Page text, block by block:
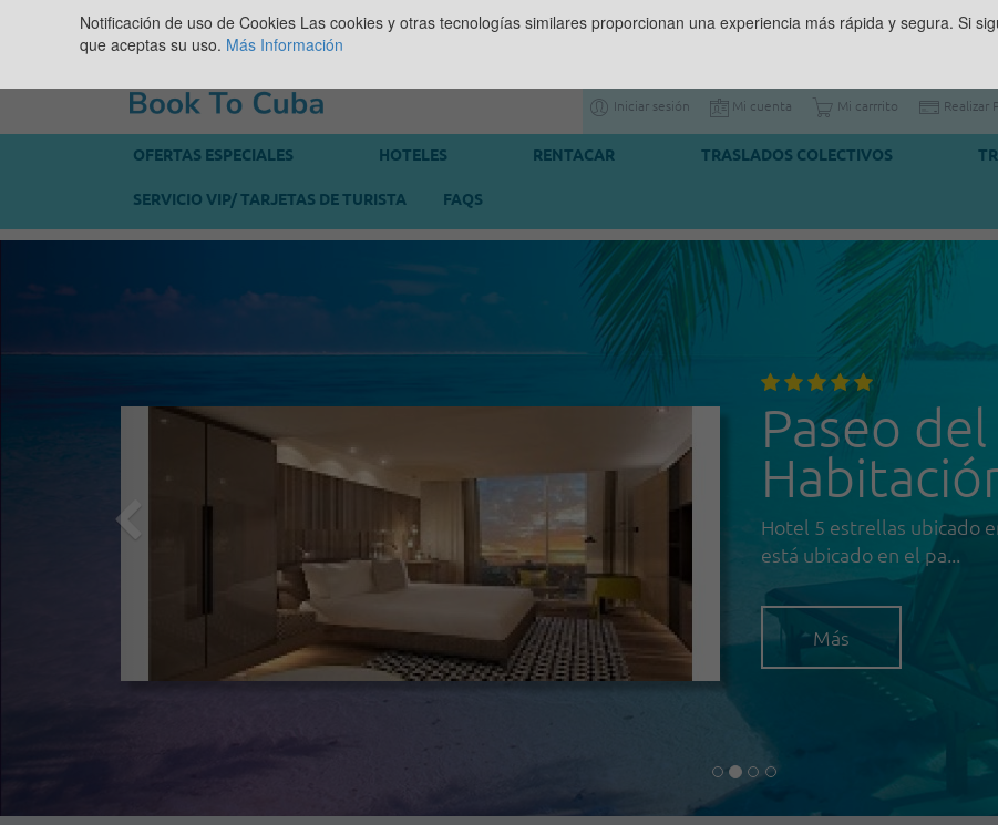
Iniciar sesión Mi cuenta Mi carrrito Realizar
OFERTAS ESPECIALES HOTELES RENTACAR TRASLADOS COLECTIVOS
SERVICIO VIP/ TARJETAS DE TURISTA FAQS
Paseo
Hotel 5 estrellas ubicado
está ubicado en el pa...
Más
Notificación de uso de Cookies Las cookies y otras tecnologías similares proporcionan una experiencia más rápida y segura. Si
que aceptas su uso. Más Información